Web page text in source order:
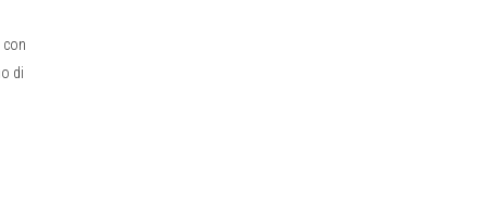
con
di